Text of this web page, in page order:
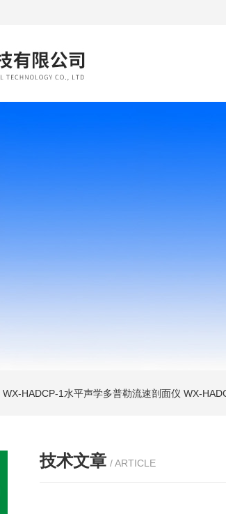
WX-HADCP-1水平声学多普勒流速剖面仪 WX-
技术文章 / ARTICLE